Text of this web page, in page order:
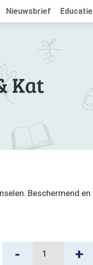
Nieuwsbrief Educatie
Kat
Beschermend
-
Compositum
+